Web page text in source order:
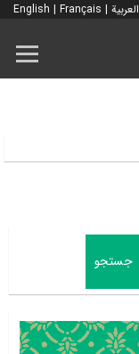
العربية |
English | Français